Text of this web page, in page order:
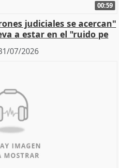
00:59
judiciales se acercan"
a estar en el "ruido pe
07/2026